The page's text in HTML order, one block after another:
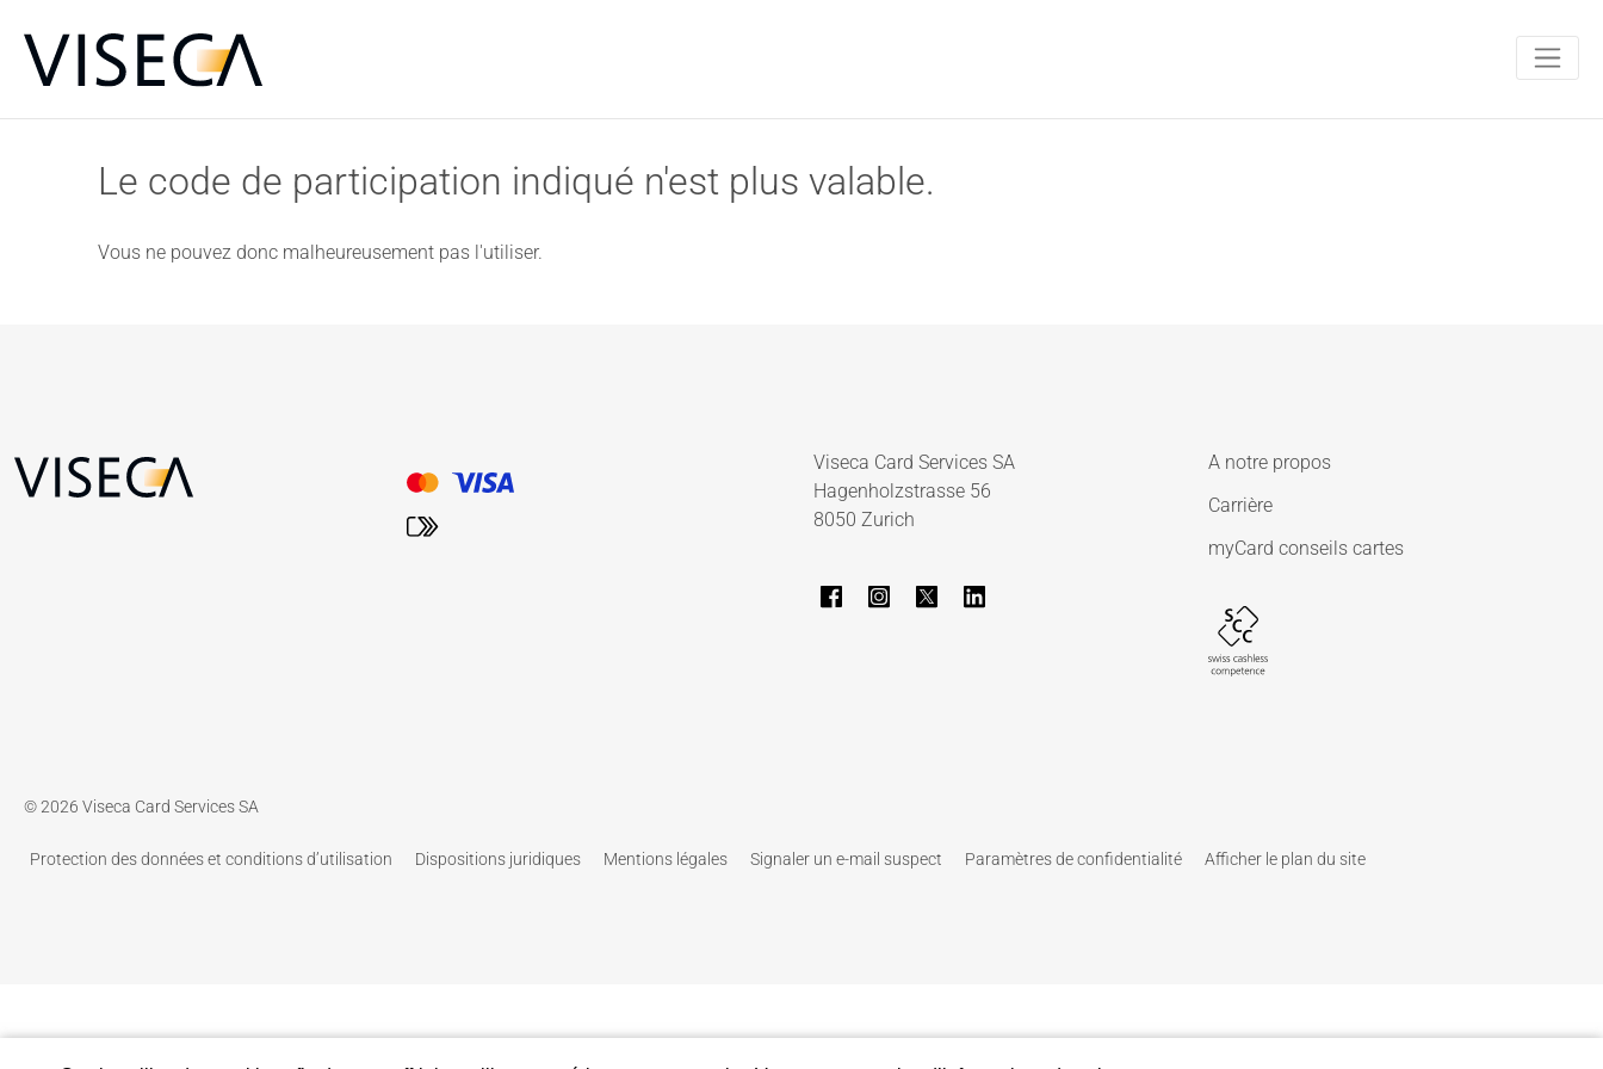
Le code de participation indiqué n'est plus valable.
Vous ne pouvez donc malheureusement pas l'utiliser.
Viseca Card Services SA
Hagenholzstrasse 56
8050 Zurich
A notre propos
Carrière
myCard conseils cartes
© 2026 Viseca Card Services SA
Protection des données et conditions d’utilisation Dispositions juridiques Mentions légales Signaler un e-mail suspect Paramètres de confidentialité Afficher le plan du site